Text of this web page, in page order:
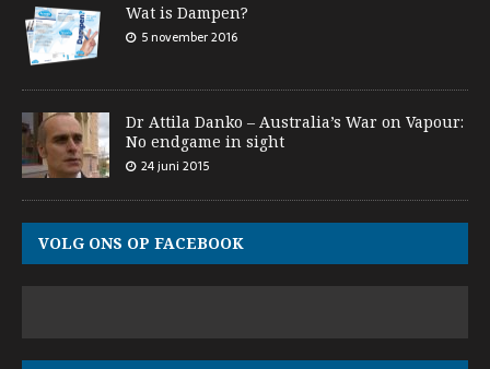
Wat is Dampen?
5 november 2016
Dr Attila Danko – Australia’s War on Vapour:
No endgame in sight
24 juni 2015
VOLG ONS OP FACEBOOK